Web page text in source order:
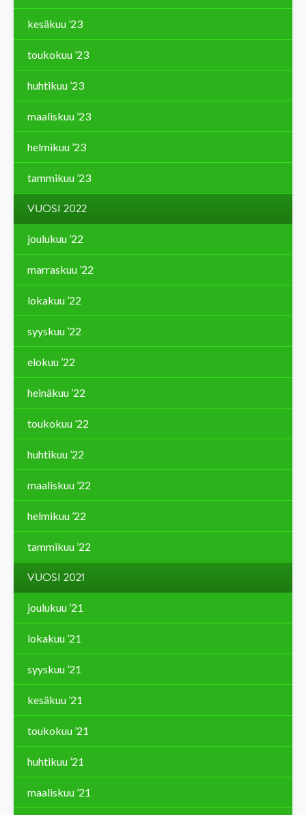
kesäkuu ’23
toukokuu ’23
huhtikuu ’23
maaliskuu ’23
helmikuu ’23
tammikuu ’23
VUOSI 2022
joulukuu ’22
marraskuu ’22
lokakuu ’22
syyskuu ’22
elokuu ’22
heinäkuu ’22
toukokuu ’22
huhtikuu ’22
maaliskuu ’22
helmikuu ’22
tammikuu ’22
VUOSI 2021
joulukuu ’21
lokakuu ’21
syyskuu ’21
kesäkuu ’21
toukokuu ’21
huhtikuu ’21
maaliskuu ’21